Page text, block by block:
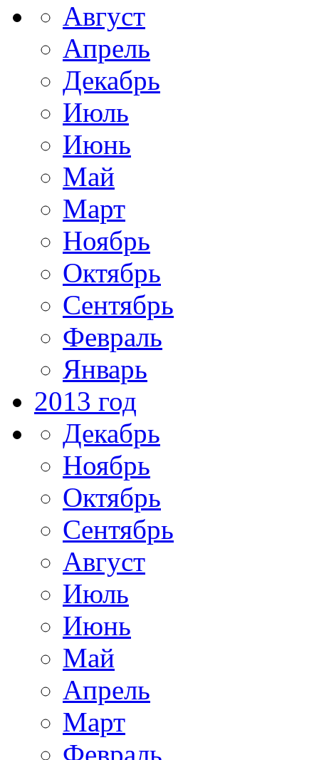
Август
Апрель
Декабрь
Июль
Июнь
Май
Март
Ноябрь
Октябрь
Сентябрь
Февраль
Январь
2013 год
Декабрь
Ноябрь
Октябрь
Сентябрь
Август
Июль
Июнь
Май
Апрель
Март